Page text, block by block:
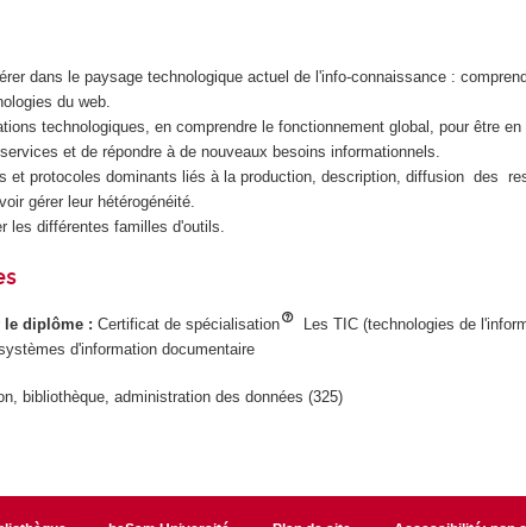
dans le paysage technologique actuel de l'info-connaissance :
du web.
technologiques, en comprendre le fonctionnement global, pour être en
et de répondre à de nouveaux besoins informationnels.
et protocoles dominants liés à la production, description, diffusion des
gérer leur hétérogénéité.
les différentes familles d'outils.
le diplôme :Certificat de spécialisation
Les TIC (technologies de
d'information documentaire
bibliothèque, administration des données (325)